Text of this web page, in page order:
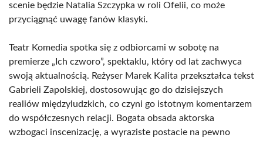
scenie będzie Natalia Szczypka w roli Ofelii, co może
przyciągnąć uwagę fanów klasyki.
Teatr Komedia spotka się z odbiorcami w sobotę na
premierze „Ich czworo”, spektaklu, który od lat zachwyca
swoją aktualnością. Reżyser Marek Kalita przekształca tekst
Gabrieli Zapolskiej, dostosowując go do dzisiejszych
realiów międzyludzkich, co czyni go istotnym komentarzem
do współczesnych relacji. Bogata obsada aktorska
wzbogaci inscenizację, a wyraziste postacie na pewno